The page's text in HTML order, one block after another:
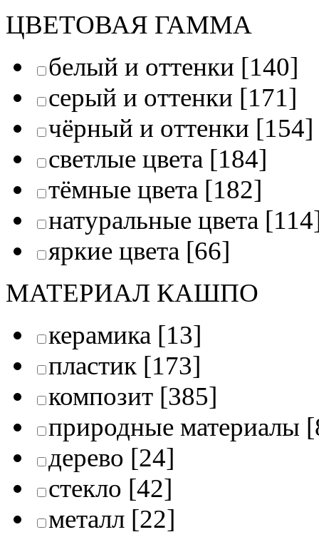
ЦВЕТОВАЯ ГАММА
белый и оттенки [140]
серый и оттенки [171]
чёрный и оттенки [154]
светлые цвета [184]
тёмные цвета [182]
натуральные цвета
яркие цвета [66]
МАТЕРИАЛ КАШПО
керамика [13]
пластик [173]
композит [385]
природные материалы
дерево [24]
стекло [42]
металл [22]